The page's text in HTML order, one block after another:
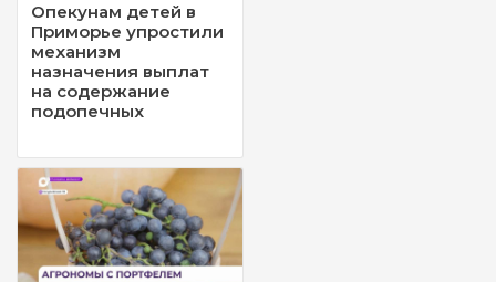
Опекунам детей в
Приморье упростили
механизм
назначения выплат
на содержание
подопечных